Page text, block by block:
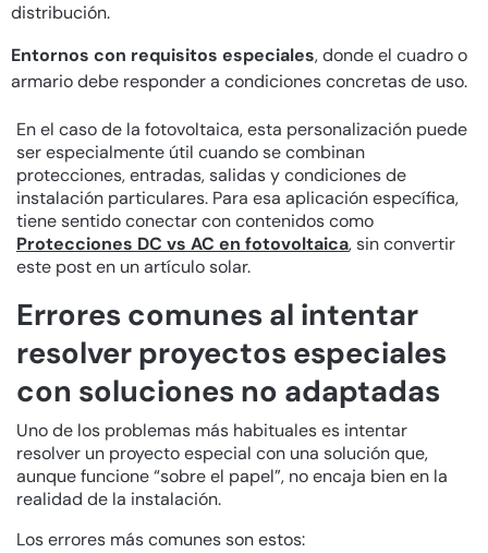
distribución.
Entornos con requisitos especiales, donde el cuadro o
armario debe responder a condiciones concretas de uso.
En el caso de la fotovoltaica, esta personalización puede
ser especialmente útil cuando se combinan
protecciones, entradas, salidas y condiciones de
instalación particulares. Para esa aplicación específica,
tiene sentido conectar con contenidos como
Protecciones DC vs AC en fotovoltaica, sin convertir
este post en un artículo solar.
Errores comunes al intentar
resolver proyectos especiales
con soluciones no adaptadas
Uno de los problemas más habituales es intentar
resolver un proyecto especial con una solución que,
aunque funcione “sobre el papel”, no encaja bien en la
realidad de la instalación.
Los errores más comunes son estos: